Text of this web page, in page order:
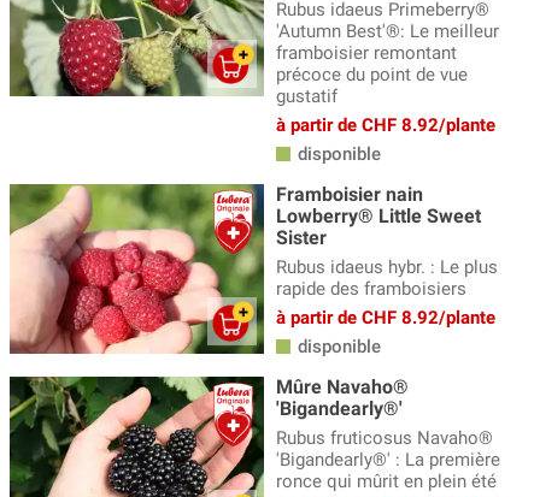
Rubus idaeus Primeberry®
'Autumn Best'®: Le meilleur
framboisier remontant
précoce du point de vue
gustatif
à partir de CHF 8.92/plante
disponible
Framboisier nain
Lowberry® Little Sweet
Sister
Rubus idaeus hybr. : Le plus
rapide des framboisiers
à partir de CHF 8.92/plante
disponible
Mûre Navaho®
'Bigandearly®'
Rubus fruticosus Navaho®
'Bigandearly®' : La première
ronce qui mûrit en plein été